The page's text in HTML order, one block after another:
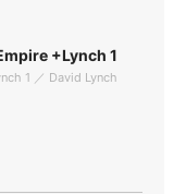
+Lynch 1
1 ／ David Lynch